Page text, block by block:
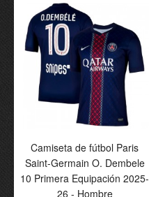
Camiseta de fútbol Paris
Saint-Germain O.
Camiseta de fútbol Paris
Saint-Germain O. Dembele
10 Primera Equipación 2025-
26 - Hombre